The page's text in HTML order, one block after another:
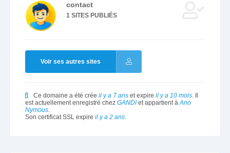
contact
1 SITES PUBLIÉS
Voir ses autres sites
Ce domaine a été crée il y a 7 anset expire il y a 10 mois. Il
est actuellement enregistré chez GANDIet appartient àAno
Nymous.
Son certificat SSL expire il y a 2 ans.